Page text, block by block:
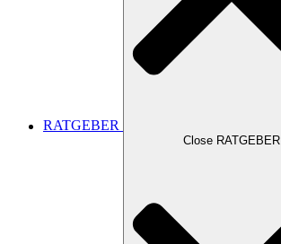
RATGEBER
Close RATGEBER